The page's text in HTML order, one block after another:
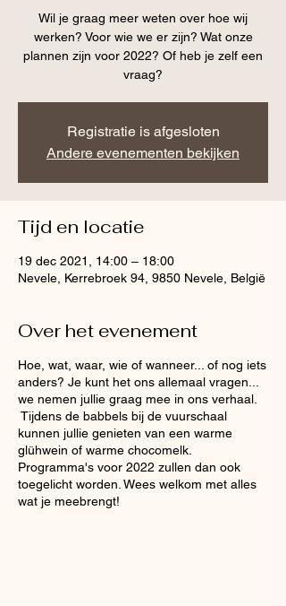
Wil je graag meer weten over hoe wij
werken? Voor wie we er zijn? Wat onze
plannen zijn voor 2022? Of heb je zelf een
vraag?
Registratie is afgesloten
Andere evenementen bekijken
Tijd en locatie
19 dec 2021, 14:00 – 18:00
Nevele, Kerrebroek 94, 9850 Nevele, België
Over het evenement
Hoe, wat, waar, wie of wanneer... of nog iets
anders? Je kunt het ons allemaal vragen...
we nemen jullie graag mee in ons verhaal.
Tijdens de babbels bij de vuurschaal
kunnen jullie genieten van een warme
glühwein of warme chocomelk.
Programma's voor 2022 zullen dan ook
toegelicht worden. Wees welkom met alles
wat je meebrengt!